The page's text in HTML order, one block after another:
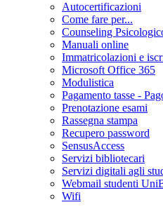
Autocertificazioni
Come fare per...
Counseling
Manuali online
Immatricolazioni e
Microsoft Office 365
Modulistica
Pagamento tasse -
Prenotazione esami
Rassegna stampa
Recupero password
SensusAccess
Servizi bibliotecari
Servizi digitali agli
Webmail studenti
Wifi